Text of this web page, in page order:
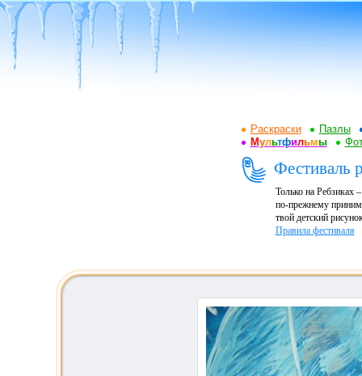
Раскраски
Пазлы
Мультфильмы
Фестиваль
Только на Ребзиках
по-прежнему
твой детский
Правила фестиваля